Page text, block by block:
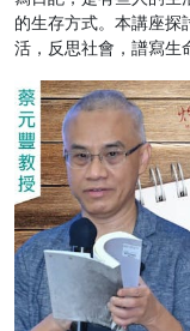
的生存方式。本講座探
活，反思社會，譜寫生